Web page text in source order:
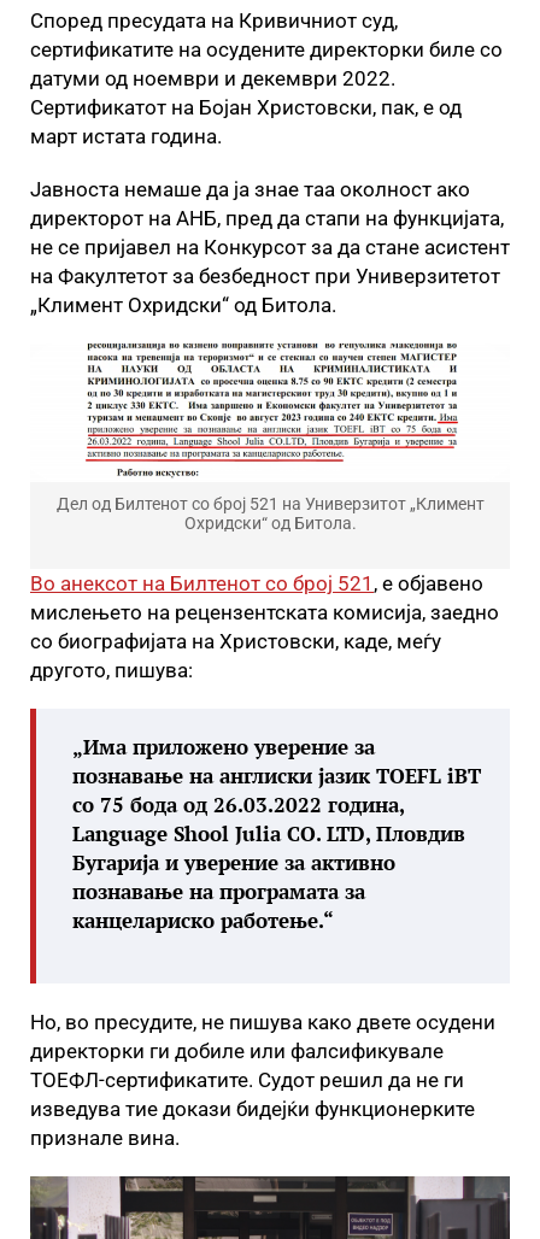
Според пресудата на Кривичниот суд,
сертификатите на осудените директорки биле со
датуми од ноември и декември 2022.
Сертификатот на Бојан Христовски, пак, е од
март истата година.
Јавноста немаше да ја знае таа околност ако
директорот на АНБ, пред да стапи на функцијата,
не се пријавел на Конкурсот за да стане асистент
на Факултетот за безбедност при Универзитетот
„Климент Охридски“ од Битола.
Дел од Билтенот со број 521 на Универзитот „Климент
Охридски“ од Битола.
Во анексот на Билтенот со број 521 , е објавено
мислењето на рецензентската комисија, заедно
со биографијата на Христовски, каде, меѓу
другото, пишува:
„Има приложено уверение за
познавање на англиски јазик TOEFL iBT
со 75 бода од 26.03.2022 година,
Language Shool Julia CO. LTD, Пловдив
Бугарија и уверение за активно
познавање на програмата за
канцелариско работење.“
Но, во пресудите, не пишува како двете осудени
директорки ги добиле или фалсификувале
ТОЕФЛ-сертификатите. Судот решил да не ги
изведува тие докази бидејќи функционерките
признале вина.